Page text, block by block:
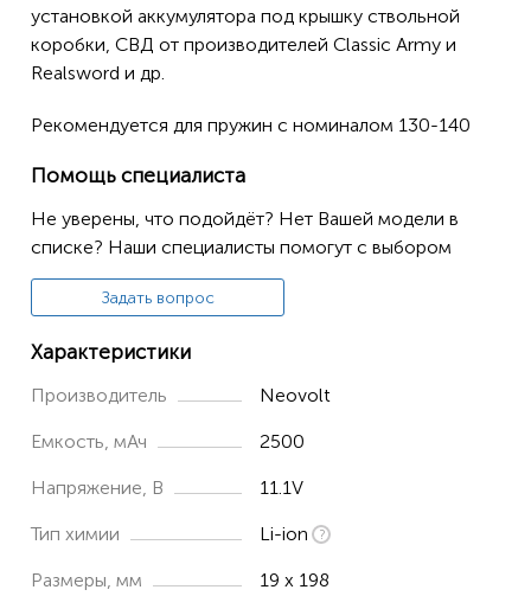
установкой аккумулятора под крышку ствольной
коробки, СВД от производителей Classic Army и
Realsword и др.
Рекомендуется для пружин с номиналом 130-140
Помощь специалиста
Не уверены, что подойдёт? Нет Вашей модели в
списке? Наши специалисты помогут с выбором
Задать вопрос
Характеристики
Производитель Neovolt
Емкость, мАч 2500
Напряжение, В 11.1V
Тип химии Li-ion
Размеры, мм 19 х 198